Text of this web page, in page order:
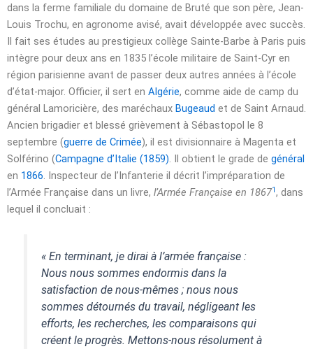
dans la ferme familiale du domaine de Bruté que son père, Jean-
Louis Trochu, en agronome avisé, avait développée avec succès.
Il fait ses études au prestigieux collège Sainte-Barbe à Paris puis
intègre pour deux ans en 1835 l’école militaire de Saint-Cyr en
région parisienne avant de passer deux autres années à l’école
d’état-major. Officier, il sert en Algérie, comme aide de camp du
général Lamoricière, des maréchaux Bugeaud et de Saint Arnaud.
Ancien brigadier et blessé grièvement à Sébastopol le 8
septembre (guerre de Crimée), il est divisionnaire à Magenta et
Solférino (Campagne d’Italie (1859). Il obtient le grade de général
en 1866. Inspecteur de l’Infanterie il décrit l’impréparation de
l’Armée Française dans un livre, l’Armée Française en 18671, dans
lequel il concluait :
« En terminant, je dirai à l’armée française :
Nous nous sommes endormis dans la
satisfaction de nous-mêmes ; nous nous
sommes détournés du travail, négligeant les
efforts, les recherches, les comparaisons qui
créent le progrès. Mettons-nous résolument à